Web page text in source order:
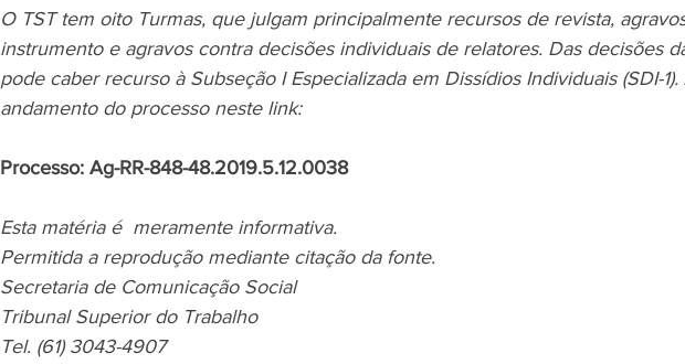
O TST tem oito Turmas, que julgam principalmente recursos de revista,
instrumento e agravos contra decisões individuais de relatores. Das decisões
pode caber recurso à Subseção I Especializada em Dissídios Individuais (SDI-
andamento do processo neste link:
Processo: Ag-RR-848-48.2019.5.12.0038
Esta matéria é  meramente informativa.
Permitida a reprodução mediante citação da fonte.
Secretaria de Comunicação Social
Tribunal Superior do Trabalho
Tel. (61) 3043-4907